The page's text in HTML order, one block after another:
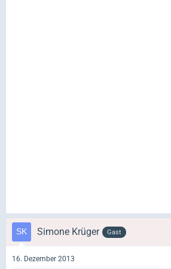
Simone Krüger Gast
16. Dezember 2013